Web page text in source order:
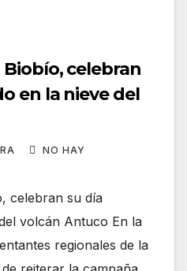
celebran
en la nieve del
NO HAY
celebran su día
volcán Antuco En la
regionales de la